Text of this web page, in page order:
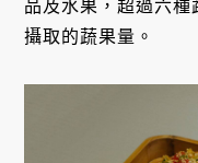
品及水果，超過六
攝取的蔬果量。